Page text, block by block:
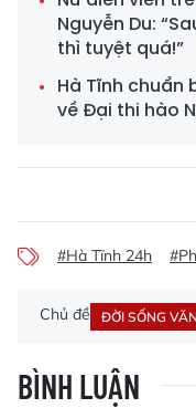
Nguyễn Du:
thì tuyệt quá!”
Hà Tĩnh chuẩn
về Đại thi hào
#Hà Tĩnh 24h
Chủ đề ĐỜI SỐNG
BÌNH LUẬN